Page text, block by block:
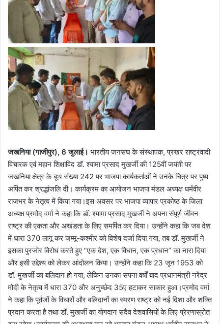
जखनिया (गाजीपुर), 6 जुलाई। भारतीय जनसंघ के संस्थापक, प्रखर राष्ट्रवादी
विचारक एवं महान शिक्षाविद डॉ. श्यामा प्रसाद मुखर्जी की 125वीं जयंती पर
जखनिया क्षेत्र के बूथ संख्या 242 पर भाजपा कार्यकर्ताओं ने उनके चित्र पर पुष्प
अर्पित कर श्रद्धांजलि दी। कार्यक्रम का आयोजन भाजपा मंडल अध्यक्ष धर्मवीर
राजभर के नेतृत्व में किया गया।इस अवसर पर भाजपा व्यापार प्रकोष्ठ के जिला
अध्यक्ष प्रमोद वर्मा ने कहा कि डॉ. श्यामा प्रसाद मुखर्जी ने अपना संपूर्ण जीवन
राष्ट्र की एकता और अखंडता के लिए समर्पित कर दिया। उन्होंने कहा कि जब देश
में धारा 370 लागू कर जम्मू-कश्मीर को विशेष दर्जा दिया गया, तब डॉ. मुखर्जी ने
इसका पुरजोर विरोध करते हुए “एक देश, एक विधान, एक प्रधान” का नारा दिया
और इसी उद्देश्य को लेकर आंदोलन किया। उन्होंने कहा कि 23 जून 1953 को
डॉ. मुखर्जी का बलिदान हो गया, लेकिन उनका सपना वर्षों बाद प्रधानमंत्री नरेंद्र
मोदी के नेतृत्व में धारा 370 और अनुच्छेद 35ए हटाकर साकार हुआ।प्रमोद वर्मा
ने कहा कि पूर्वजों के विचारों और बलिदानों का स्मरण राष्ट्र को नई दिशा और शक्ति
प्रदान करता है तथा डॉ. मुखर्जी का योगदान सदैव देशवासियों के लिए प्रेरणास्रोत